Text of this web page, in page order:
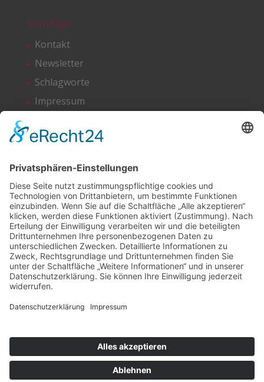
Sonstige
Kontakt
Newsletter
Schlagworte
Impressum
Netzwerken
Bluesky
Facebook
Instagram
LinkedIn
Mastodon
Threads